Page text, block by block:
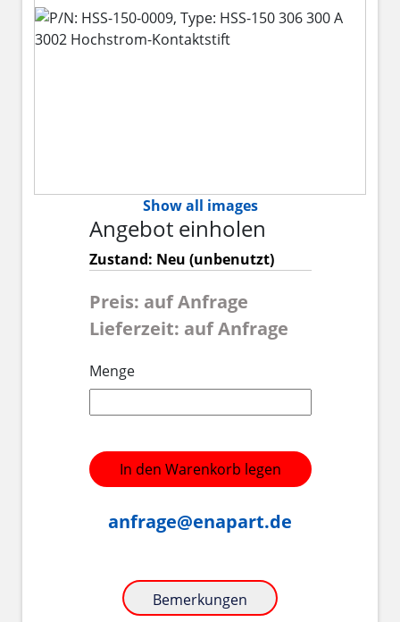
Show all images
Angebot einholen
Zustand: Neu (unbenutzt)
Preis: auf Anfrage
Lieferzeit: auf Anfrage
Menge
In den Warenkorb legen
anfrage@enapart.de
Bemerkungen